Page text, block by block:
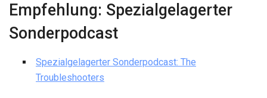
Empfehlung: Spezialgelagerter
Sonderpodcast
Spezialgelagerter Sonderpodcast: The
Troubleshooters